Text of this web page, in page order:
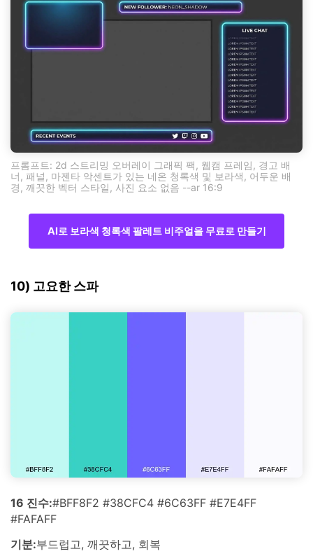
프롬프트: 2d 스트리밍 오버레이 그래픽 팩, 웹캠 프레임, 경고 배
너, 패널, 마젠타 악센트가 있는 네온 청록색 및 보라색, 어두운 배
경, 깨끗한 벡터 스타일, 사진 요소 없음 --ar 16:9
AI로 보라색 청록색 팔레트 비주얼을 무료로 만들기
10) 고요한 스파
16 진수:#BFF8F2 #38CFC4 #6C63FF #E7E4FF
#FAFAFF
기분:부드럽고, 깨끗하고, 회복